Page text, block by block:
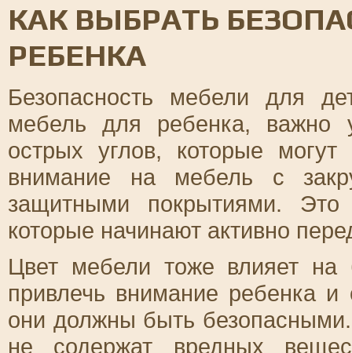
КАК ВЫБРАТЬ
РЕБЕНКА
Безопасность мебели для
мебель для ребенка, важно
острых углов, которые
внимание на мебель с
защитными покрытиями.
которые начинают активно
Цвет мебели тоже влияет на
привлечь внимание ребенка
они должны быть
не содержат вредных